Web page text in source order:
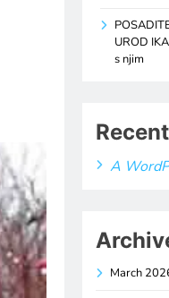
UROD
s njim
A
March